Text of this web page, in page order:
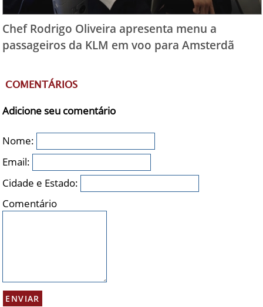
Chef Rodrigo Oliveira apresenta menu a
passageiros da KLM em voo para Amsterdã
COMENTÁRIOS
Adicione seu comentário
Nome:
Email:
Cidade e Estado:
Comentário